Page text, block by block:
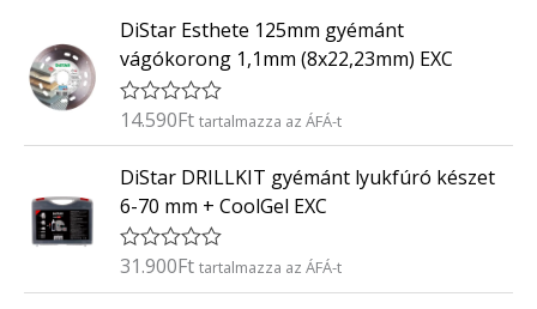
DiStar Esthete 125mm gyémánt
vágókorong 1,1mm (8x22,23mm) EXC
É
é
k
e
l
s
:
14.590Ft tartalmazza az ÁFÁ-t
DiStar DRILLKIT gyémánt lyukfúró készet
6-70 mm + CoolGel EXC
É
31.900Ft tartalmazza az ÁFÁ-t